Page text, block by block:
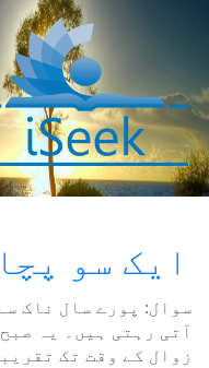
ایک سو
سوال: پورے سال ناک
آتی رہتی ہیں۔ یہ
زوال کے وقت تک